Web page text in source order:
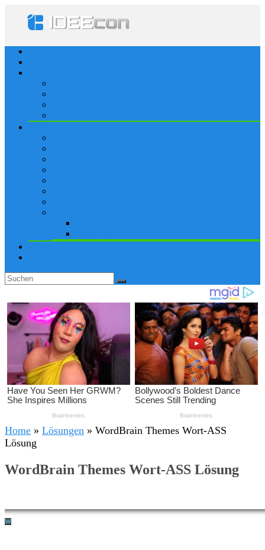
Home » Lösungen » WordBrain Themes Wort-ASS
Lösung
WordBrain Themes Wort-ASS Lösung